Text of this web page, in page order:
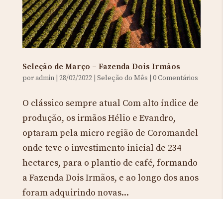
Seleção de Março – Fazenda Dois Irmãos
poradmin| 28/02/2022| Seleção do Mês 0 Comentários
O clássico sempre atual Com alto índice de
produção, os irmãos Hélio e Evandro,
optaram pela micro região de Coromandel
onde teve o investimento inicial de 234
hectares, para o plantio de café, formando
a Fazenda Dois Irmãos, e ao longo dos anos
foram adquirindo novas...